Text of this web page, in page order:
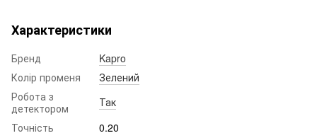
Характеристики
Бренд
Kapro
Колір променя
Зелений
Робота з
детектором
Так
Точність
0.20